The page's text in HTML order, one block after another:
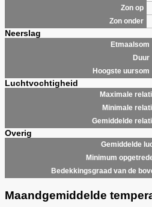
Zon op
Zon onder
Neerslag
Etmaalsom
Duur
Hoogste uursom
Luchtvochtigheid
Maximale
Minimale
Gemiddelde
Overig
Gemiddelde
Minimum
Bedekkingsgraad van de
Maandgemiddelde